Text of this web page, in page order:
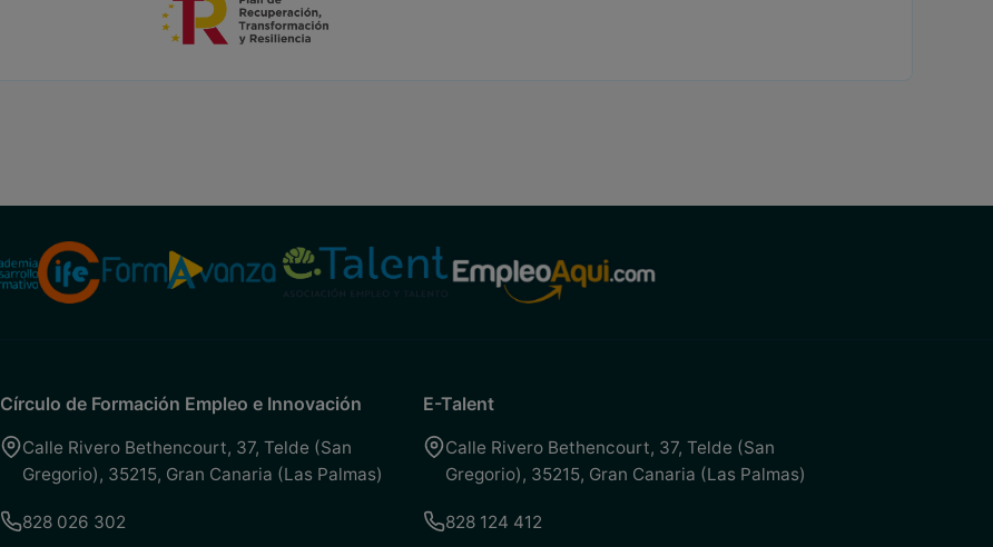
Círculo de Formación Empleo e Innovación
Calle Rivero Bethencourt, 37, Telde (San
Gregorio), 35215, Gran Canaria (Las Palmas)
828 026 302
E-Talent
Calle Rivero Bethencourt, 37, Telde (San
Gregorio), 35215, Gran Canaria (Las Palmas)
828 124 412